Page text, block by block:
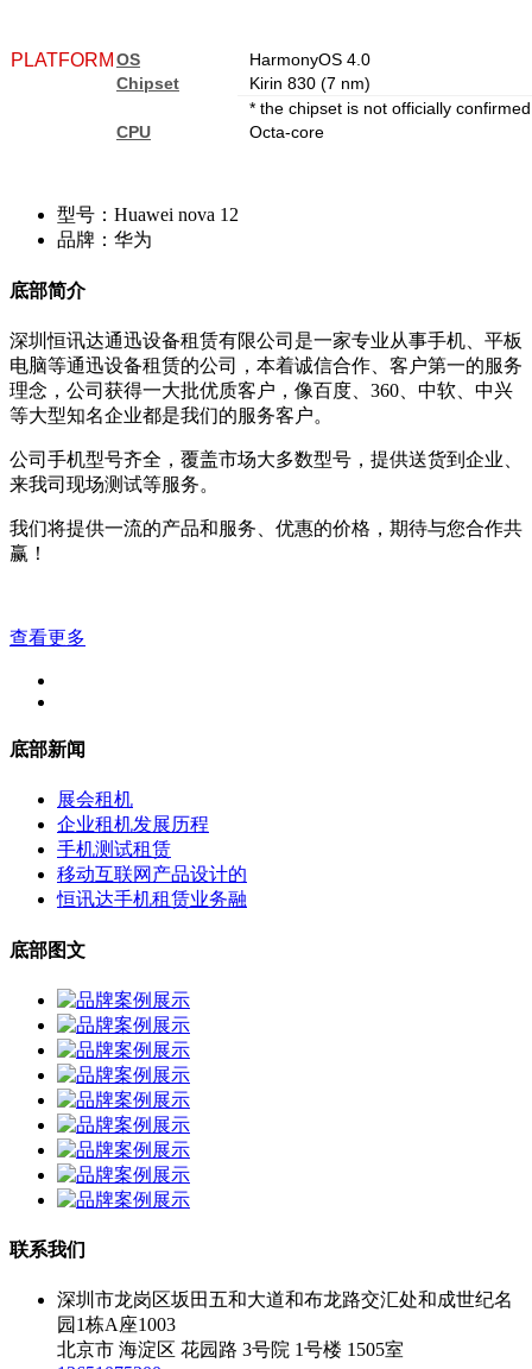
PLATFORM OS
HarmonyOS 4.0
Chipset
Kirin 830 (7 nm)
* the chipset is not officially confirmed
CPU
Octa-core
型号：Huawei nova 12
品牌：华为
底部简介
深圳恒讯达通迅设备租赁有限公司是一家专业从事手机、平板
电脑等通迅设备租赁的公司，本着诚信合作、客户第一的服务
理念，公司获得一大批优质客户，像百度、360、中软、中兴
等大型知名企业都是我们的服务客户。
公司手机型号齐全，覆盖市场大多数型号，提供送货到企业、
来我司现场测试等服务。
我们将提供一流的产品和服务、优惠的价格，期待与您合作共
赢！
查看更多
底部新闻
展会租机
企业租机发展历程
手机测试租赁
移动互联网产品设计的
恒讯达手机租赁业务融
底部图文
联系我们
深圳市龙岗区坂田五和大道和布龙路交汇处和成世纪名
园1栋A座1003
北京市 海淀区 花园路 3号院 1号楼 1505室